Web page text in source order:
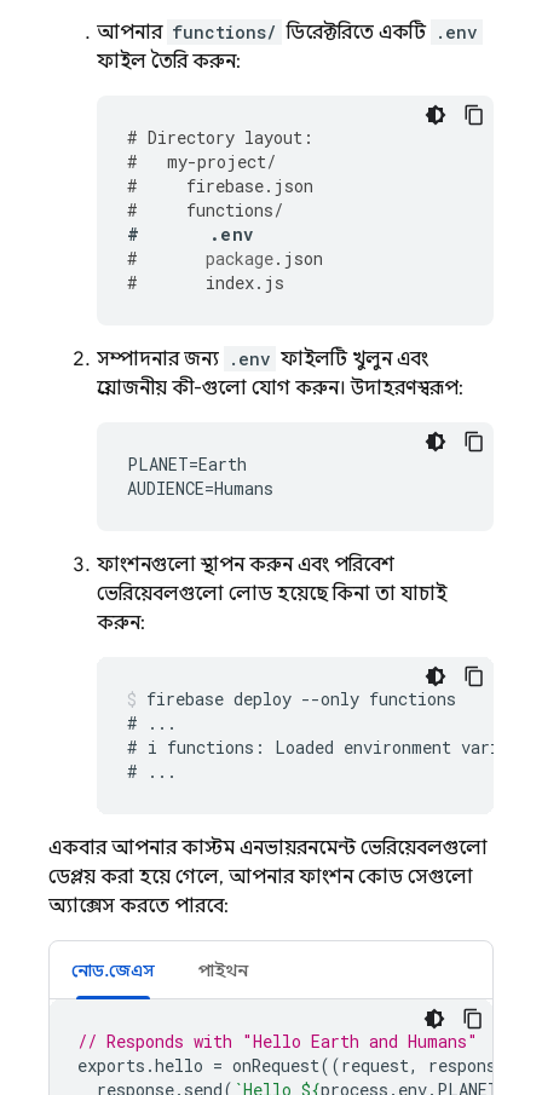
আপনার functions/ ডিরেক্টরিতে একটি .env
ফাইল তৈরি করুন:
# Directory layout :
#
my-project/
#
firebase. json
#
functions/
#
. env
#
package. json
#
index. js
সম্পাদনার জন্য .env ফাইলটি খুলুন এবং
প্রয়োজনীয় কী-গুলো যোগ করুন। উদাহরণস্বরূপ:
PLANET=Earth
ফাংশনগুলো স্থাপন করুন এবং পরিবেশ
ভেরিয়েবলগুলো লোড হয়েছে কিনা তা যাচাই
করুন:
firebase deploy --only functions
# ...
# i functions: Loaded environment
একবার আপনার কাস্টম এনভায়রনমেন্ট ভেরিয়েবলগুলো
ডেপ্লয় করা হয়ে গেলে, আপনার ফাংশন কোড সেগুলো
অ্যাক্সেস করতে পারবে:
নোড.জেএস পাইথন
// Responds with "Hello Earth and Humans"
exports .hello = onRequest((request, response
response. send( `Hello ${process . env. PLANET